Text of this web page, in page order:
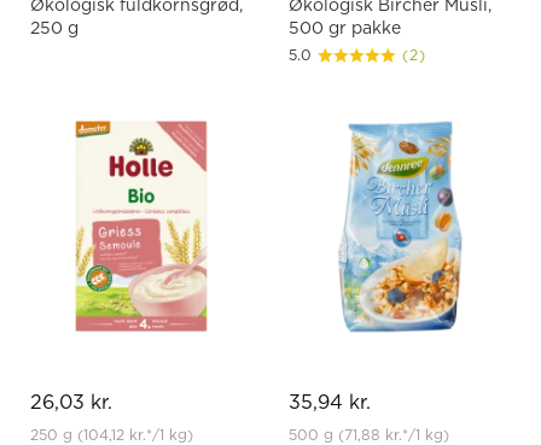
Økologisk fuldkornsgrød,
250 g
26,03 kr.
250 g (104,12 kr.*/1 kg)
Økologisk Bircher Müsli,
500 gr pakke
5.0 (2)
35,94 kr.
500 g (71,88 kr.*/1 kg)